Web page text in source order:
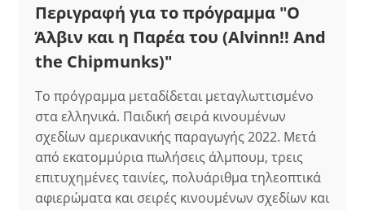
Περιγραφή για το πρόγραμμα "Ο
Άλβιν και η Παρέα του (Alvinn!! And
the Chipmunks)"
Το πρόγραμμα μεταδίδεται μεταγλωττισμένο
στα ελληνικά. Παιδική σειρά κινουμένων
σχεδίων αμερικανικής παραγωγής 2022. Μετά
από εκατομμύρια πωλήσεις άλμπουμ, τρεις
επιτυχημένες ταινίες, πολυάριθμα τηλεοπτικά
αφιερώματα και σειρές κινουμένων σχεδίων και